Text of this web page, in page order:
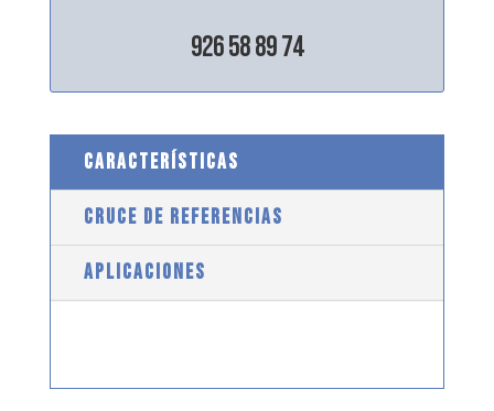
926 58 89 74
CARACTERÍSTICAS
CRUCE DE REFERENCIAS
APLICACIONES